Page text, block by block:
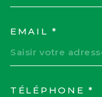
EMAIL *
TÉLÉPHONE *